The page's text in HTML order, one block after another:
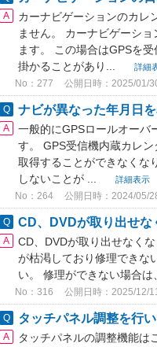
カーナビゲーションのカレ
ません。 カーナビゲーシ
ます。 この場合はGPSを
掛かることがあり...
詳細
No：277 公開日時：2025/01/
ナビが異なった年月日を
一般的にGPSロールオーバ
す。 GPS受信機内蔵カレ
取得することができなくな
しないことが ...
詳細表示
No：264 公開日時：2024/05/
CD、DVDが取り出せな
CD、DVDが取り出せなく
が枯渇しており修理できな
い。 修理ができない場合
No：316 公開日時：2025/12/
タッチパネル調整を行
タッチパネルの調整機能は